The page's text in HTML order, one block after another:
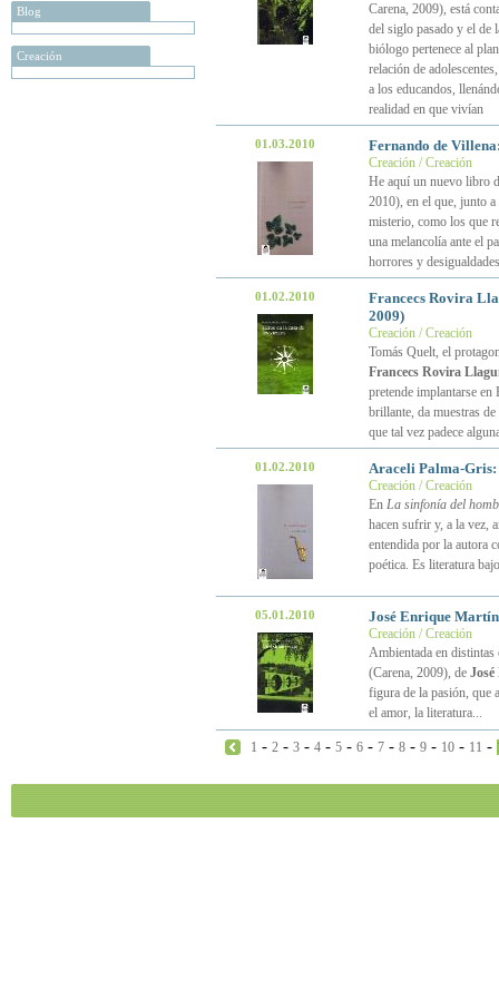
Blog
Creación
Carena, 2009), está
del siglo pasado y el de
biólogo pertenece al
relación de
a los educandos,
realidad en que vivían
01.03.2010 Fernando de
Creación / Creación
He aquí un nuevo libro
2010), en el que, junto a
misterio, como los que
una melancolía ante el
horrores y
01.02.2010
Francecs Rovira
2009)
Creación / Creación
Tomás Quelt, el
Francecs Rovira
pretende implantarse en
brillante, da muestras
que tal vez padece
01.02.2010 Araceli Palma-Gris:
Creación / Creación
En La sinfonía del
hacen sufrir y, a la vez,
entendida por la autora
poética. Es literatura
05.01.2010 José Enrique
Creación / Creación
Ambientada en
(Carena, 2009), de
figura de la pasión, que
el amor, la literatura...
1 - 2 - 3 - 4 - 5 - 6 - 7 - 8 - 9 - 10 - 11 -